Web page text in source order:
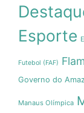
Esporte
Futebol (FAF)
Governo do
Manaus Olímpica